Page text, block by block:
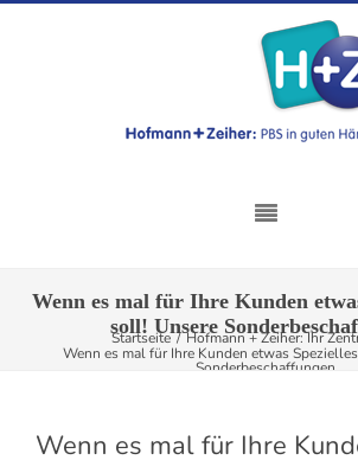
Wenn es mal für Ihre Kunden
soll! Unsere
Startseite / Hofmann + Zeiher: Ihr
Wenn es mal für Ihre Kunden etwas
Sonderbeschaffungen
Wenn es mal für Ihre